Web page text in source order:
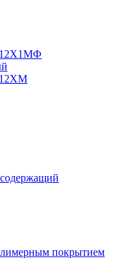
12Х1МФ
12ХМ
покрытием